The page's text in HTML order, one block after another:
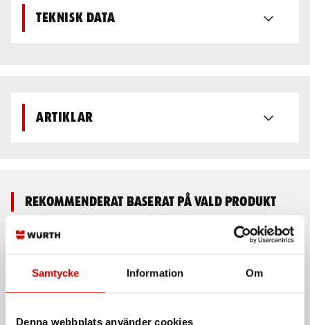
Samtycke Information Om
Denna webbplats använder cookies
Teknisk data
Artiklar
Rekommenderat baserat på vald produkt
Kampanj